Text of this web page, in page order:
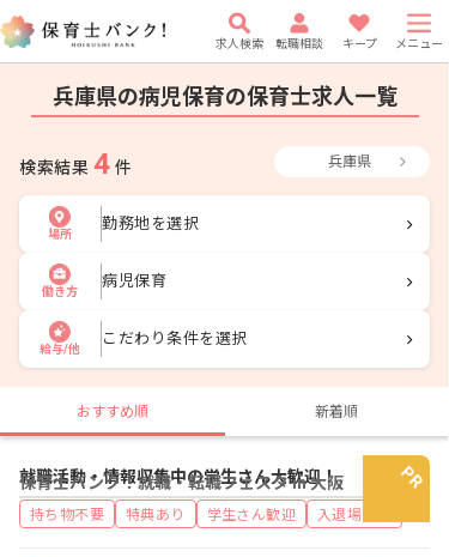
求人検索 転職相談 キープ メニュー
兵庫県の病児保育の保育士求人一覧
検索結果 4 件 兵庫県
場所
勤務地を選択
働き方
病児保育
給与/他
こだわり条件を選択
おすすめ順 新着順
保育士バンク！就職・転職フェスタ in 大阪
就職活動・情報収集中の学生さん大歓迎！
持ち物不要 特典あり 学生さん歓迎 入退場自由